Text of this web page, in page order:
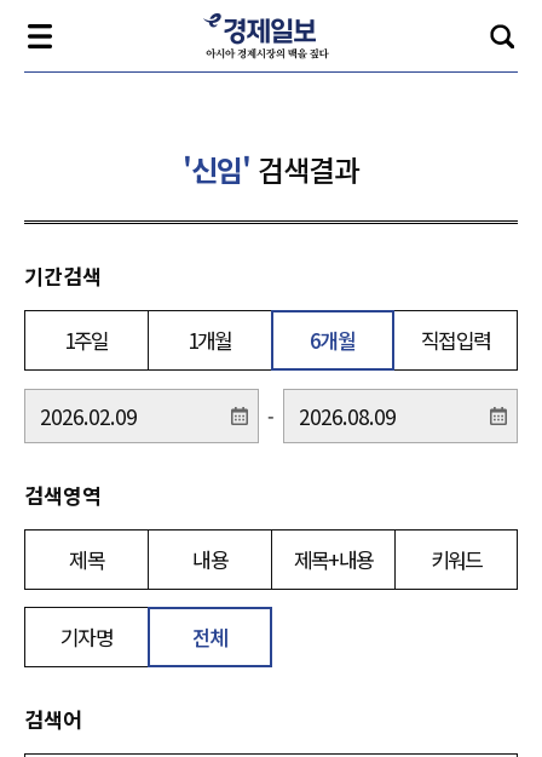
'신임' 검색결과
기간검색
1주일 1개월 6개월 직접입력
-
검색영역
제목 내용 제목+내용 키워드
기자명 전체
검색어